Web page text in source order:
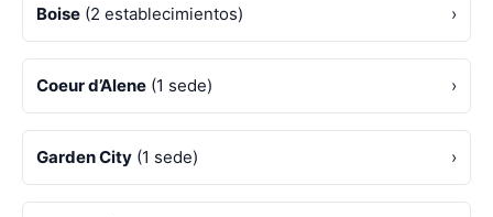
Boise (2 establecimientos) ›
Coeur d’Alene (1 sede) ›
Garden City (1 sede) ›